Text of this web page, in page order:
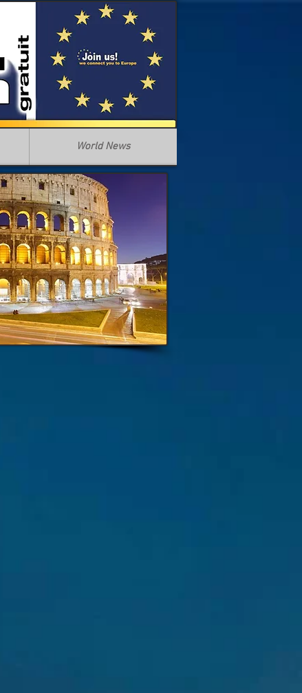
World News